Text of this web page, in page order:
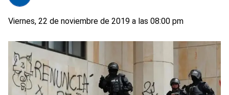
Viernes, 22 de noviembre de 2019 a las 08:00 pm